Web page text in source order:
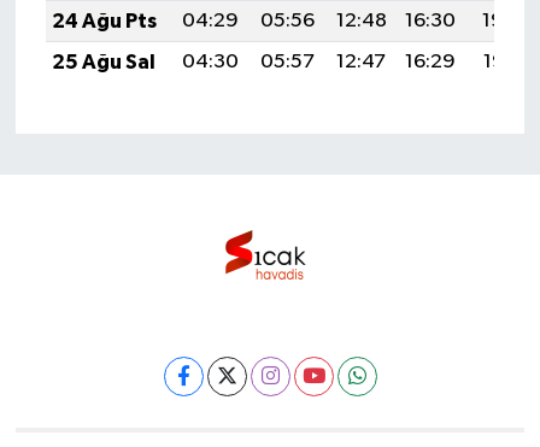
24 Ağu Pts
04:29 05:56 12:48 16:30
19:29
25 Ağu Sal
04:30 05:57 12:47 16:29 19:28